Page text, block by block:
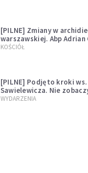
[PILNE] Zmiany w
warszawskiej. Abp Adrian
wręczył dekrety nowym
KOŚCIÓŁ
[PILNE] Podjęto kroki
Sawielewicza. Nie
mediach
WYDARZENIA